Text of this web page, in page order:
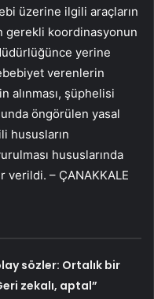
üzerine ilgili araçların
gerekli koordinasyonun
yerine
verenlerin
alınması, şüphelisi
öngörülen yasal
hususların
hususlarında
verildi. – ÇANAKKALE
sözler: Ortalık bir
zekalı, aptal”